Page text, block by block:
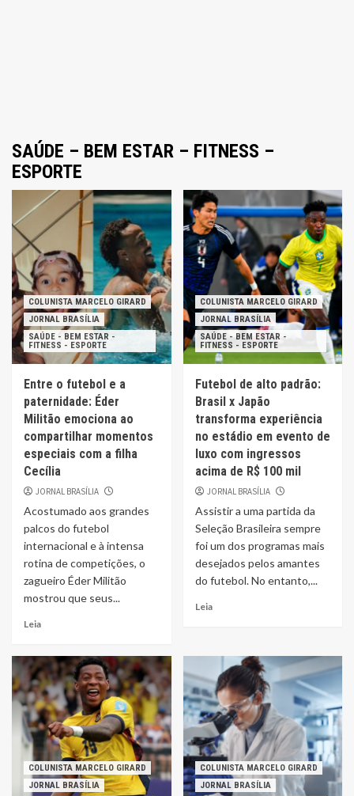
SAÚDE – BEM ESTAR – FITNESS –
ESPORTE
COLUNISTA MARCELO GIRARD
JORNAL BRASÍLIA
SAÚDE - BEM ESTAR -
FITNESS - ESPORTE
Entre o futebol e a
paternidade: Éder
Militão emociona ao
compartilhar momentos
especiais com a filha
Cecília
JORNAL BRASÍLIA
Acostumado aos grandes
palcos do futebol
internacional e à intensa
rotina de competições, o
zagueiro Éder Militão
mostrou que seus...
Leia
COLUNISTA MARCELO GIRARD
JORNAL BRASÍLIA
SAÚDE - BEM ESTAR -
FITNESS - ESPORTE
Futebol de alto padrão:
Brasil x Japão
transforma experiência
no estádio em evento de
luxo com ingressos
acima de R$ 100 mil
JORNAL BRASÍLIA
Assistir a uma partida da
Seleção Brasileira sempre
foi um dos programas mais
desejados pelos amantes
do futebol. No entanto,...
Leia
COLUNISTA MARCELO GIRARD
JORNAL BRASÍLIA
COLUNISTA MARCELO GIRARD
JORNAL BRASÍLIA